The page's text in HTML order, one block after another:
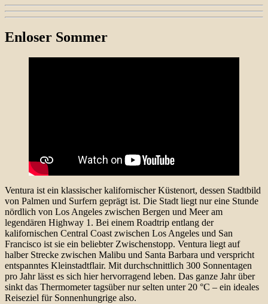
Enloser Sommer
Ventura ist ein klassischer kalifornischer Küstenort, dessen Stadtbild
von Palmen und Surfern geprägt ist. Die Stadt liegt nur eine Stunde
nördlich von Los Angeles zwischen Bergen und Meer am
legendären Highway 1. Bei einem Roadtrip entlang der
kalifornischen Central Coast zwischen Los Angeles und San
Francisco ist sie ein beliebter Zwischenstopp. Ventura liegt auf
halber Strecke zwischen Malibu und Santa Barbara und verspricht
entspanntes Kleinstadtflair. Mit durchschnittlich 300 Sonnentagen
pro Jahr lässt es sich hier hervorragend leben. Das ganze Jahr über
sinkt das Thermometer tagsüber nur selten unter 20 °C – ein ideales
Reiseziel für Sonnenhungrige also.